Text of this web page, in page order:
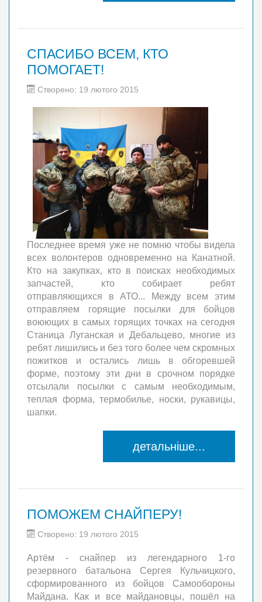
СПАСИБО ВСЕМ, КТО
ПОМОГАЕТ!
Створено: 19 лютого 2015
Последнее время уже не помню чтобы видела
всех волонтеров одновременно на Канатной.
Кто на закупках, кто в поисках необходимых
запчастей, кто собирает ребят
отправляющихся в АТО... Между всем этим
отправляем горящие посылки для бойцов
воюющих в самых горящих точках на сегодня
Станица Луганская и Дебальцево, многие из
ребят лишились и без того более чем скромных
пожитков и остались лишь в обгоревшей
форме, поэтому эти дни в срочном порядке
отсылали посылки с самым необходимым,
теплая форма, термобилье, носки, рукавицы,
шапки.
детальніше...
ПОМОЖЕМ СНАЙПЕРУ!
Створено: 19 лютого 2015
Артём - снайпер из легендарного 1-го
резервного батальона Сергея Кульчицкого,
сформированного из бойцов Самообороны
Майдана. Как и все майдановцы, пошёл на